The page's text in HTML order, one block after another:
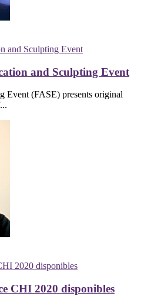
and Sculpting Event
Event (FASE) presents original
CHI 2020 disponibles